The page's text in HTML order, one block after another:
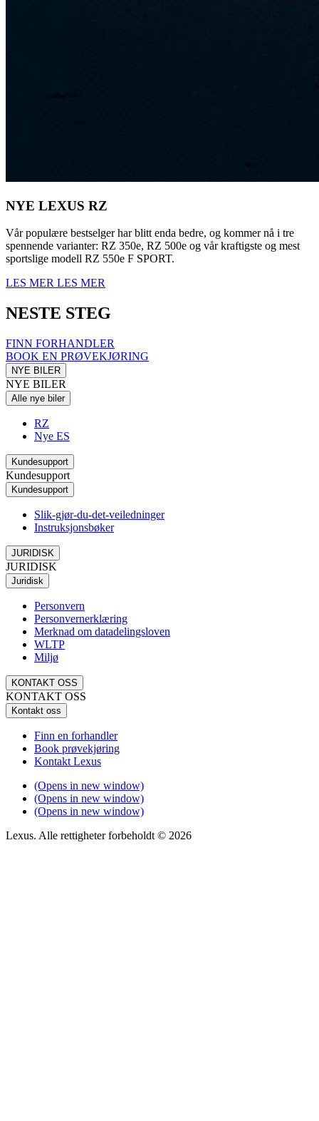
NYE LEXUS RZ
Vår populære bestselger har blitt enda bedre, og kommer nå i tre
spennende varianter: RZ 350e, RZ 500e og vår kraftigste og mest
sportslige modell RZ 550e F SPORT.
LES MER LES MER
NESTE STEG
FINN FORHANDLER
BOOK EN PRØVEKJØRING
NYE BILER
NYE BILER
Alle nye biler
RZ
Nye ES
Kundesupport
Kundesupport
Kundesupport
Slik-gjør-du-det-veiledninger
Instruksjonsbøker
JURIDISK
JURIDISK
Juridisk
Personvern
Personvernerklæring
Merknad om datadelingsloven
WLTP
Miljø
KONTAKT OSS
KONTAKT OSS
Kontakt oss
Finn en forhandler
Book prøvekjøring
Kontakt Lexus
(Opens in new window)
(Opens in new window)
(Opens in new window)
Lexus. Alle rettigheter forbeholdt © 2026